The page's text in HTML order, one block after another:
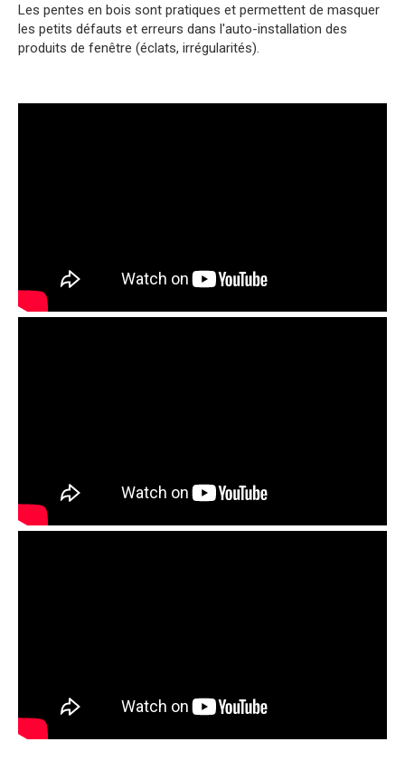
Les pentes en bois sont pratiques et permettent de masquer
les petits défauts et erreurs dans l'auto-installation des
produits de fenêtre (éclats, irrégularités).